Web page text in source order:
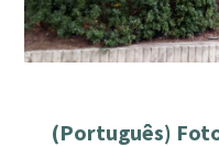
(Português)